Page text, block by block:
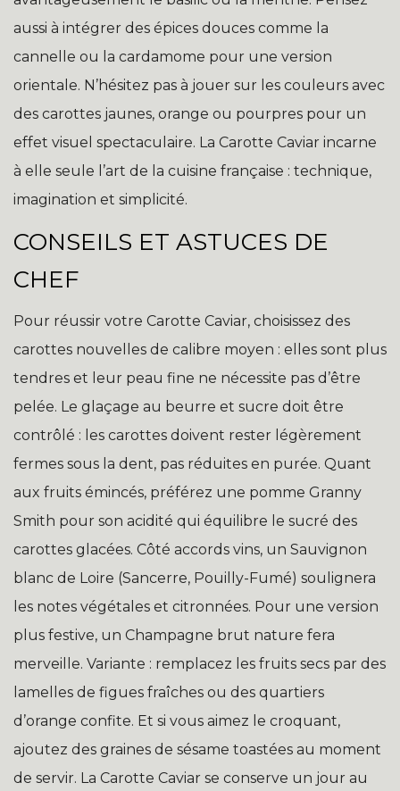
aussi à intégrer des épices douces comme la
cannelle ou la cardamome pour une version
orientale. N’hésitez pas à jouer sur les couleurs avec
des carottes jaunes, orange ou pourpres pour un
effet visuel spectaculaire. La Carotte Caviar incarne
à elle seule l’art de la cuisine française : technique,
imagination et simplicité.
CONSEILS ET ASTUCES DE
CHEF
Pour réussir votre Carotte Caviar, choisissez des
carottes nouvelles de calibre moyen : elles sont plus
tendres et leur peau fine ne nécessite pas d’être
pelée. Le glaçage au beurre et sucre doit être
contrôlé : les carottes doivent rester légèrement
fermes sous la dent, pas réduites en purée. Quant
aux fruits émincés, préférez une pomme Granny
Smith pour son acidité qui équilibre le sucré des
carottes glacées. Côté accords vins, un Sauvignon
blanc de Loire (Sancerre, Pouilly-Fumé) soulignera
les notes végétales et citronnées. Pour une version
plus festive, un Champagne brut nature fera
merveille. Variante : remplacez les fruits secs par des
lamelles de figues fraîches ou des quartiers
d’orange confite. Et si vous aimez le croquant,
ajoutez des graines de sésame toastées au moment
de servir. La Carotte Caviar se conserve un jour au